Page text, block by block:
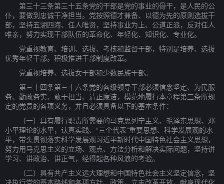
第三十三条第三十五条党的干部是党的事业的骨干，是人民的公
仆，要做到忠诚干净担当。党按照德才兼备、以德为先的原则选拔干
部，坚持五湖四海、任人唯贤，坚持事业为上、公道正派，反对任人
唯亲，努力实现干部队伍的革命化、年轻化、知识化、专业化。
党重视教育、培训、选拔、考核和监督干部，特别是培养、选拔
优秀年轻干部。积极推进干部制度改革。
党重视培养、选拔女干部和少数民族干部。
第三十四条第三十六条党的各级领导干部必须信念坚定、为民服
务、勤政务实、敢于担当、清正廉洁，模范地履行本章程第三条所规
定的党员的各项义务，并且必须具备以下的基本条件：
（一）具有履行职责所需要的马克思列宁主义、毛泽东思想、邓
小平理论的水平，认真实践、“三个代表”重要思想、科学发展观的水
平，带头贯彻落实科学发展观习近平新时代中国特色社会主义思想，
努力用马克思主义的立场、观点、方法分析和解决实际问题，坚持讲
学习、讲政治、讲正气，经得起各种风浪的考验。
（二）具有共产主义远大理想和中国特色社会主义坚定信念，坚
决执行党的基本路线和各项方针、政策，立志改革开放，献身现代化